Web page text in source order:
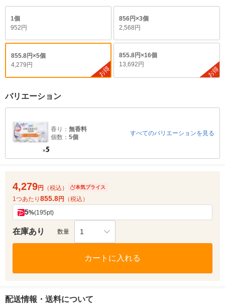
1個
952円
856円×3個
2,568円
855.8円×5個
4,279円
お得
855.8円×16個
13,692円
お得
バリエーション
香り： 無香料
個数： 5個
すべてのバリエーションを見る
4,279円 （税込） 本気プライス
1つあたり 855.8円 （税込）
5%(195pt)
在庫あり 数量 1
カートに入れる
配送情報・送料について